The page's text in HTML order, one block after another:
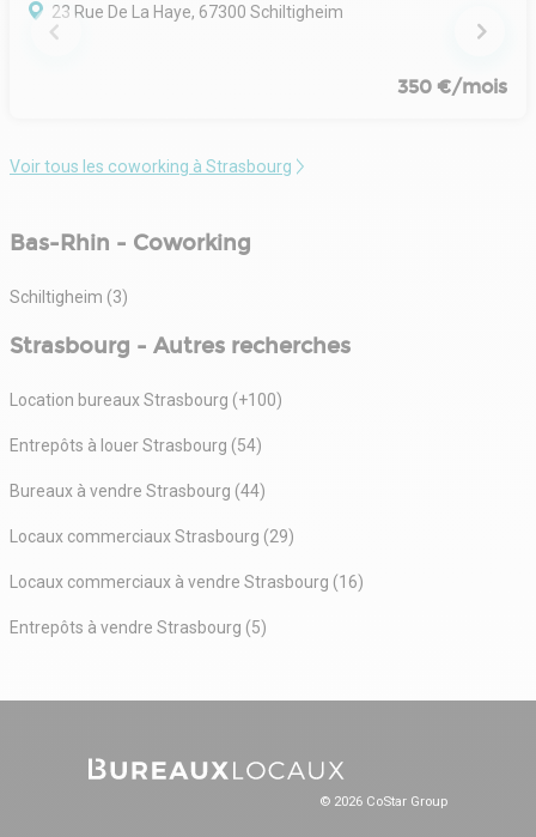
23 Rue De La Haye, 67300 Schiltigheim
350 €/mois
Voir tous les coworking à Strasbourg
Bas-Rhin - Coworking
Schiltigheim (3)
Strasbourg - Autres recherches
Location bureaux Strasbourg (+100)
Entrepôts à louer Strasbourg (54)
Bureaux à vendre Strasbourg (44)
Locaux commerciaux Strasbourg (29)
Locaux commerciaux à vendre Strasbourg (16)
Entrepôts à vendre Strasbourg (5)
© 2026 CoStar Group